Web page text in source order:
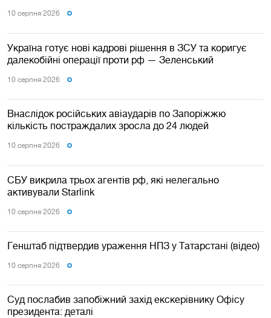
10 серпня 2026
Україна готує нові кадрові рішення в ЗСУ та коригує
далекобійні операції проти рф — Зеленський
10 серпня 2026
Внаслідок російських авіаударів по Запоріжжю
кількість постраждалих зросла до 24 людей
10 серпня 2026
СБУ викрила трьох агентів рф, які нелегально
активували Starlink
10 серпня 2026
Генштаб підтвердив ураження НПЗ у Татарстані (відео)
10 серпня 2026
Суд послабив запобіжний захід екскерівнику Офісу
президента: деталі